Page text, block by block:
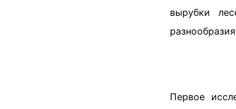
вырубки
Первое